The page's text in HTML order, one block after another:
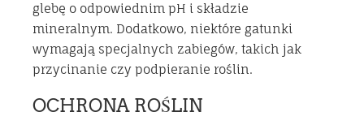
glebę o odpowiednim pH i składzie
mineralnym. Dodatkowo, niektóre gatunki
wymagają specjalnych zabiegów, takich jak
przycinanie czy podpieranie roślin.
OCHRONA ROŚLIN